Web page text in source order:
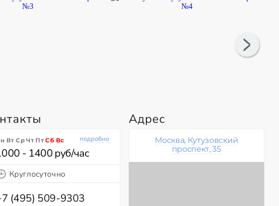
подробно
Вт Ср Чт ПтСб Вс
- 1400 руб/час
Круглосуточно
(495) 509-9303
Адрес
Москва, Кутузовский
проспект, 35